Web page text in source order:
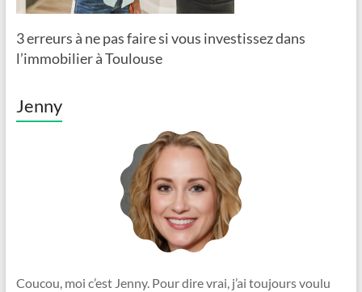
3 erreurs à ne pas faire si vous investissez dans
l’immobilier à Toulouse
Jenny
Coucou, moi c’est Jenny. Pour dire vrai, j’ai toujours voulu